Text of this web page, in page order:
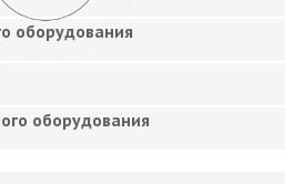
оборудования
оборудования